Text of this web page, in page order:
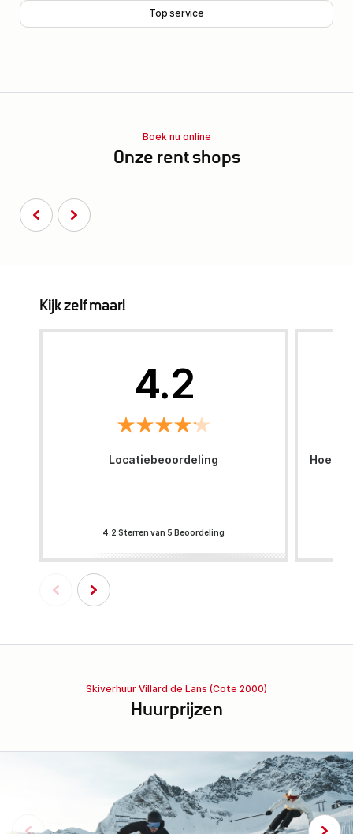
Top service
Boek nu online
Onze rent shops
Kijk zelf maar!
4.2
Locatiebeoordeling
4.2 Sterren van 5 Beoordeling
Hoe
Skiverhuur Villard de Lans (Cote 2000)
Huurprijzen